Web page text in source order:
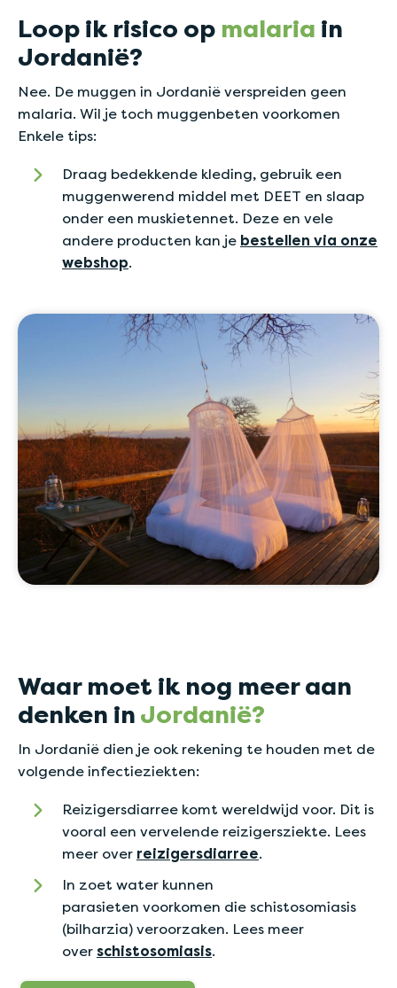
Loop ik risico op malaria in
Jordanië?
Nee. De muggen in Jordanië verspreiden geen
malaria. Wil je toch muggenbeten voorkomen
Enkele tips:
Draag bedekkende kleding, gebruik een
muggenwerend middel met DEET en slaap
onder een muskietennet. Deze en vele
andere producten kan je bestellen via onze
webshop.
Waar moet ik nog meer aan
denken in Jordanië?
In Jordanië dien je ook rekening te houden met de
volgende infectieziekten:
Reizigersdiarree komt wereldwijd voor. Dit is
vooral een vervelende reizigersziekte. Lees
meer over reizigersdiarree.
In zoet water kunnen
parasieten voorkomen die schistosomiasis
(bilharzia) veroorzaken. Lees meer
overschistosomiasis.